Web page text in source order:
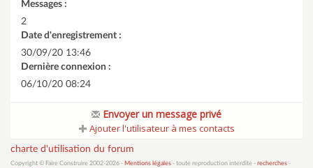
Messages :
2
Date d'enregistrement :
30/09/20 13:46
Dernière connexion :
06/10/20 08:24
Envoyer un message privé
Ajouter l'utilisateur à mes contacts
charte d'utilisation du forum
Copyright © Faire Construire 2002-2026 - Mentions légales - toute reproduction interdite - recherches -